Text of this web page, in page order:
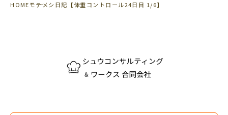
HOMEモテメシ日記 【体重コントロール24日目 1/6】